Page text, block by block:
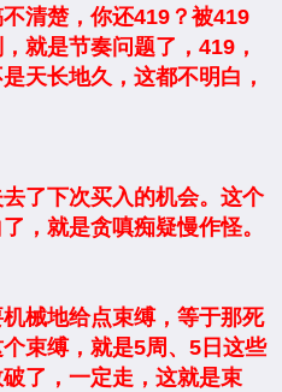
清楚，你还419？被419
就是节奏问题了，419，
天长地久，这都不明白，
了下次买入的机会。这个
，就是贪嗔痴疑慢作怪。
械地给点束缚，等于那死
束缚，就是5周、5日这些
了，一定走，这就是束